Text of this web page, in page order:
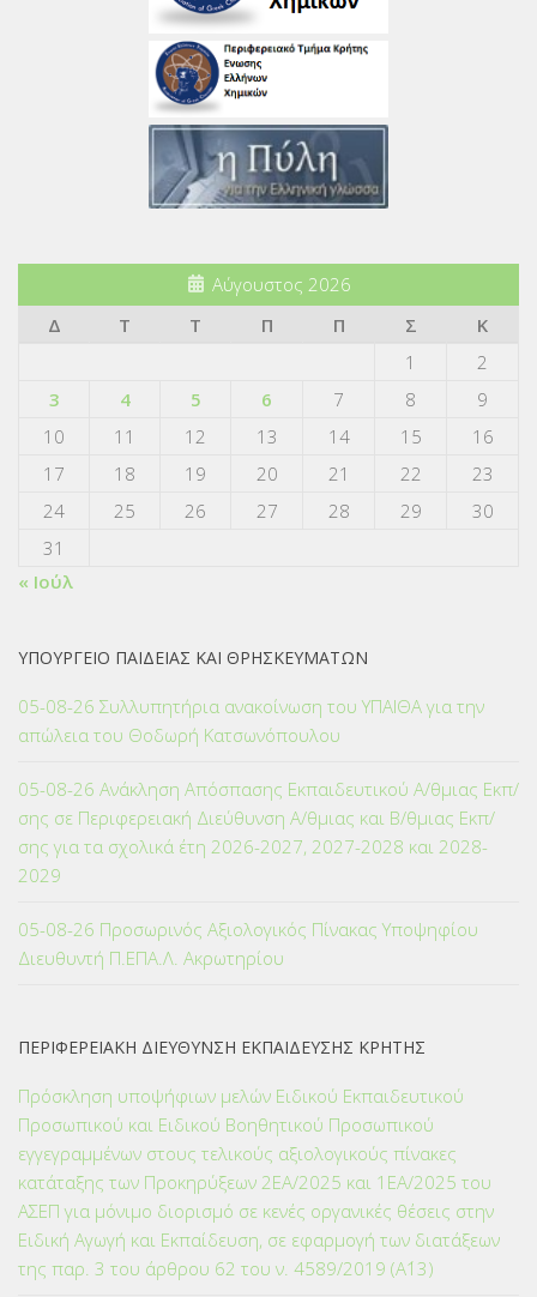
Αύγουστος 2026
Δ
Τ Τ Π Π Σ
Κ
1
2
3
4 5 6 7 8
9
10
11 12 13 14 15
16
17
18 19 20 21 22
23
24
25 26 27 28 29
30
31
« Ιούλ
ΥΠΟΥΡΓΕΙΟ ΠΑΙΔΕΙΑΣ ΚΑΙ ΘΡΗΣΚΕΥΜΑΤΩΝ
05-08-26 Συλλυπητήρια ανακοίνωση του ΥΠΑΙΘΑ για την
απώλεια του Θοδωρή Κατσωνόπουλου
05-08-26 Ανάκληση Απόσπασης Εκπαιδευτικού Α/θμιας Εκπ/
σης σε Περιφερειακή Διεύθυνση Α/θμιας και Β/θμιας Εκπ/
σης για τα σχολικά έτη 2026-2027, 2027-2028 και 2028-
2029
05-08-26 Προσωρινός Αξιολογικός Πίνακας Υποψηφίου
Διευθυντή Π.ΕΠΑ.Λ. Ακρωτηρίου
ΠΕΡΙΦΕΡΕΙΑΚΗ ΔΙΕΥΘΥΝΣΗ ΕΚΠΑΙΔΕΥΣΗΣ ΚΡΗΤΗΣ
Πρόσκληση υποψήφιων μελών Ειδικού Εκπαιδευτικού
Προσωπικού και Ειδικού Βοηθητικού Προσωπικού
εγγεγραμμένων στους τελικούς αξιολογικούς πίνακες
κατάταξης των Προκηρύξεων 2ΕΑ/2025 και 1ΕΑ/2025 του
ΑΣΕΠ για μόνιμο διορισμό σε κενές οργανικές θέσεις στην
Ειδική Αγωγή και Εκπαίδευση, σε εφαρμογή των διατάξεων
της παρ. 3 του άρθρου 62 του ν. 4589/2019 (Α΄13)